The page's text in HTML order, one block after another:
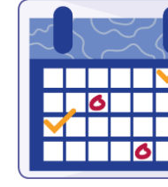
CARREIRA
AUTÔNOMOS E SERVIÇOS
NEWSLETTER
GUIA DAS ENGENHARIAS
CONTATO